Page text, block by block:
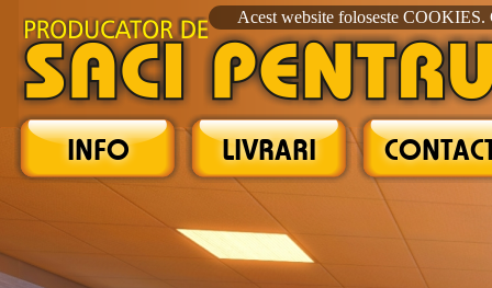
Acest website foloseste COOKIES.
INFO LIVRARI
`